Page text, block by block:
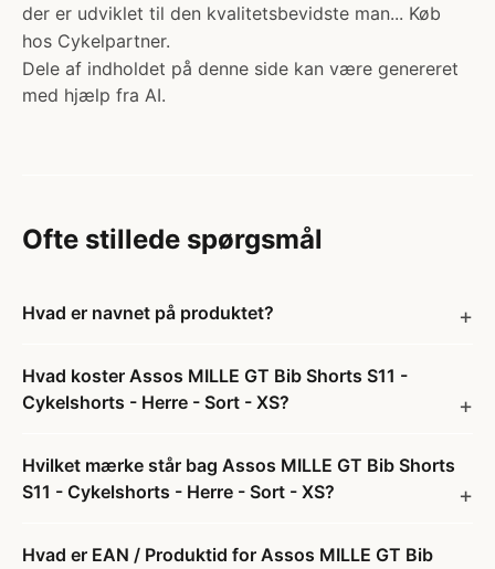
der er udviklet til den kvalitetsbevidste man... Køb
hos Cykelpartner.
Dele af indholdet på denne side kan være genereret
med hjælp fra AI.
Ofte stillede spørgsmål
Hvad er navnet på produktet?
Hvad koster Assos MILLE GT Bib Shorts S11 -
Cykelshorts - Herre - Sort - XS?
Hvilket mærke står bag Assos MILLE GT Bib Shorts
S11 - Cykelshorts - Herre - Sort - XS?
Hvad er EAN / Produktid for Assos MILLE GT Bib